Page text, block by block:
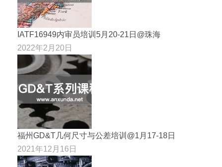
IATF16949内审员培训5月20-21日@珠海
2022年2月20日
福州GD&T几何尺寸与公差培训@1月17-18日
2021年12月16日